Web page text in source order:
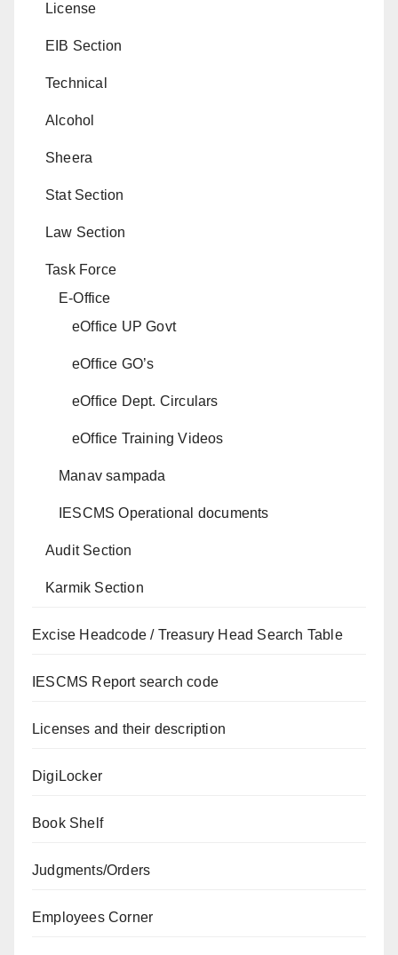
License
EIB Section
Technical
Alcohol
Sheera
Stat Section
Law Section
Task Force
E-Office
eOffice UP Govt
eOffice GO’s
eOffice Dept. Circulars
eOffice Training Videos
Manav sampada
IESCMS Operational documents
Audit Section
Karmik Section
Excise Headcode / Treasury Head Search Table
IESCMS Report search code
Licenses and their description
DigiLocker
Book Shelf
Judgments/Orders
Employees Corner